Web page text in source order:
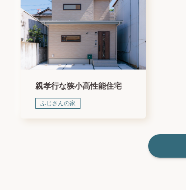
親孝行な狭小高性能住宅
ふじさんの家